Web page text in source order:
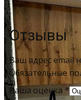
Отзывы
Ваш адрес email
Обязательные
Ваша оценка *